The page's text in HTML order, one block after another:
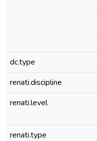
dc.type
renati.discipline
renati.level
renati.type